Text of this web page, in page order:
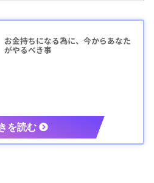
お金持ちになる為に、今からあなた
がやるべき事